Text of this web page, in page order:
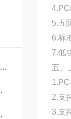
5.五
6.标
7.低
五、
2.支
3.支